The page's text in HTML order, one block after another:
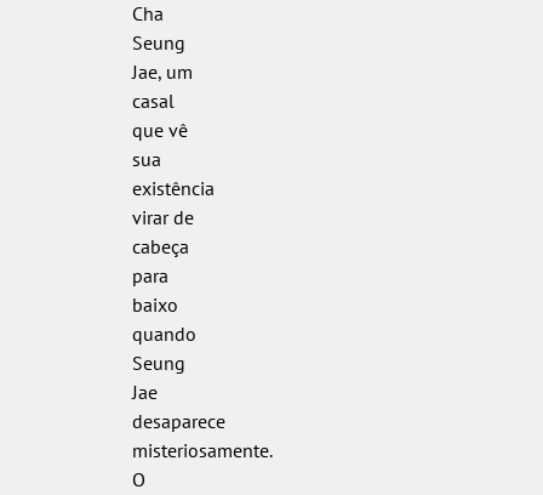
Cha
Seung
Jae, um
casal
que vê
sua
existência
virar de
cabeça
para
baixo
quando
Seung
Jae
desaparece
misteriosamente.
O